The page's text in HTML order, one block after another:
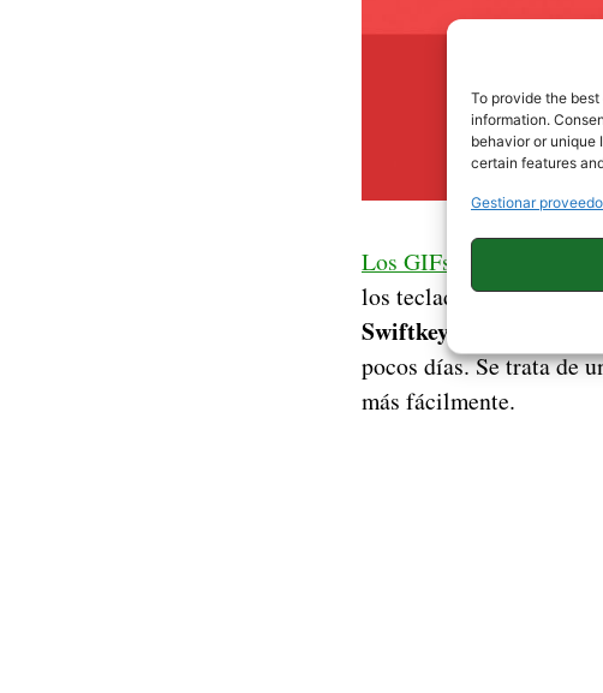
To provide the
information.
behavior or unique
certain features
Gestionar
Los GIFs son algo que
los teclados tienen que
Swiftkey podemos
pocos días. Se trata de
más fácilmente.